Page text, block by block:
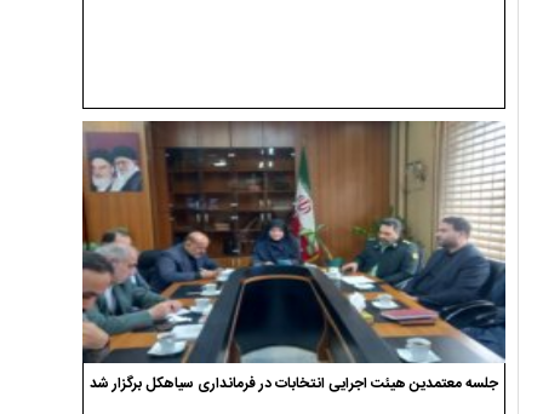
جلسه معتمدین هیئت اجرایی انتخابات در فرمانداری سیاهکل برگزار شد